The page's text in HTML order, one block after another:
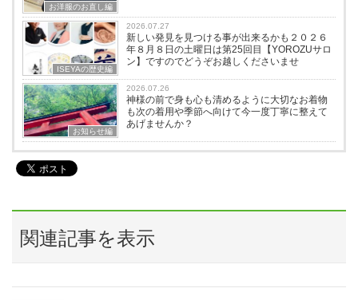
お洋服のお直し編
ISEYAの歴史編
2026.07.27
新しい発見を見つける事が出来るかも２０２６
年８月８日の土曜日は第25回目【YOROZUサロ
ン】ですのでどうぞお越しくださいませ
お知らせ編
2026.07.26
神様の前で身も心も清めるように大切なお着物
も次の着用や季節へ向けて今一度丁寧に整えて
あげませんか？
関連記事を表示